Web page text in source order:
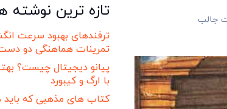
تازه ترین نوشته
ترفندهای بهبود سرعت
تمرینات هماهنگی دو
پیانو دیجیتال چیست؟
با ارگ و کیبورد
کتاب های مذهبی که باید